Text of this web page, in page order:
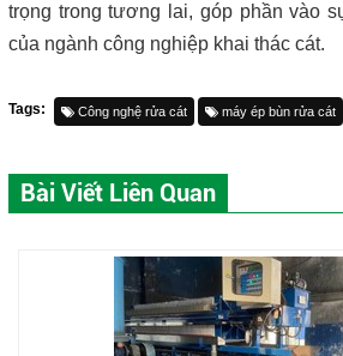
trọng trong tương lai, góp phần vào
của ngành công nghiệp khai thác cát.
Tags: Công nghệ rửa cát máy ép bùn rửa cát
Bài Viết Liên Quan